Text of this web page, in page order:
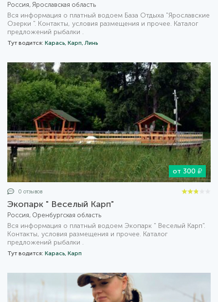
Россия, Ярославская область
Вся информация о платный водоем База Отдыха "Ярославские
Озерки ". Контакты, условия размещения и прочее. Каталог
предложений рыбалки .
Тут водится: Карась, Карп, Линь
от 300
0 отзывов
Экопарк " Веселый Карп"
Россия, Оренбургская область
Вся информация о платный водоем Экопарк " Веселый Карп".
Контакты, условия размещения и прочее. Каталог
предложений рыбалки .
Тут водится: Карась, Карп